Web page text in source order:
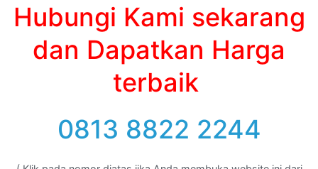
Hubungi Kami sekarang
dan Dapatkan Harga
terbaik
0813 8822 2244